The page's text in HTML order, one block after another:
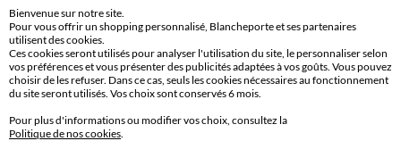
Retours gratuits
sous 30 jours avec Mondial Relay uniquement
Service clients
par chat et par téléphone
de 8h00 à 20h00 du lundi au samedi
Bienvenue sur notre site.
Pour vous offrir un shopping personnalisé, Blancheporte et ses partenaires
utilisent des cookies.
Ces cookies seront utilisés pour analyser l'utilisation du site, le personnaliser selon
vos préférences et vous présenter des publicités adaptées à vos goûts. Vous pouvez
choisir de les refuser. Dans ce cas, seuls les cookies nécessaires au fonctionnement
du site seront utilisés. Vos choix sont conservés 6 mois.
Pour plus d'informations ou modifier vos choix, consultez la
Politique de nos cookies